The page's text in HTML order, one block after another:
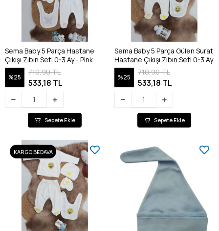
Sema Baby 5 Parça Hastane
Çıkışı Zıbın Seti 0-3 Ay - Pink
Butterfly
%25
710,90 TL
533,18 TL
Sepete Ekle
Sema Baby 5 Parça Gülen Surat
Hastane Çıkışı Zıbın Seti 0-3 Ay
%25
710,90 TL
533,18 TL
Sepete Ekle
KARGO BEDAVA